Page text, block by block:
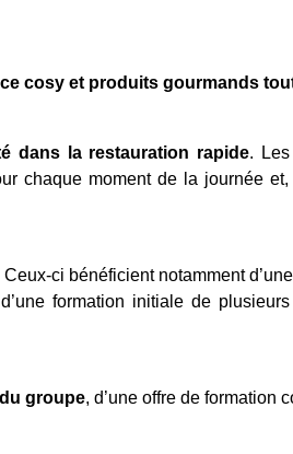
cosy et produits gourmands
dans la restauration rapide.
chaque moment de la journée
Ceux-ci bénéficient notamment
formation initiale de
groupe, d’une offre de formation